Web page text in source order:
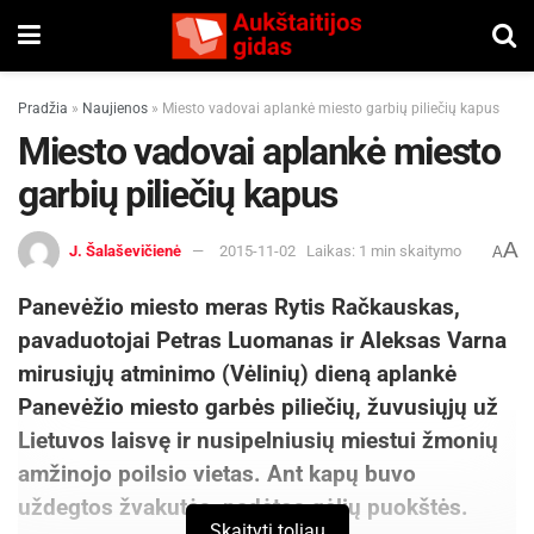
Pradžia » Naujienos » Miesto vadovai aplankė miesto garbių piliečių kapus
Miesto vadovai aplankė miesto
garbių piliečių kapus
J. Šalaševičienė 2015-11-02 Laikas: 1 min skaitymo AA
Panevėžio miesto meras Rytis Račkauskas,
pavaduotojai Petras Luomanas ir Aleksas Varna
mirusiųjų atminimo (Vėlinių) dieną aplankė
Panevėžio miesto garbės piliečių, žuvusiųjų už
Lietuvos laisvę ir nusipelniusių miestui žmonių
amžinojo poilsio vietas. Ant kapų buvo
uždegtos žvakutės, padėtos gėlių puokštės.